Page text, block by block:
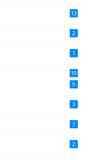
13
2
1
10
9
3
3
2